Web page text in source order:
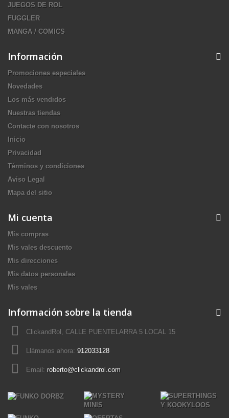
JUEGOS DE ROL
FUGGLER
MANGA / COMICS
Información
Promociones especiales
Novedades
Los más vendidos
Nuestras tiendas
Contacte con nosotros
Inicio
Privacidad
Términos y condiciones
Aviso Legal
Mapa del sitio
Mi cuenta
Mis compras
Mis vales descuento
Mis direcciones
Mis datos personales
Mis vales
Información sobre la tienda
ClickandRol, CALLE PUENTELARRA 5 LOCAL 15
Llámanos ahora: 912033128
Email: roberto@clickandrol.com